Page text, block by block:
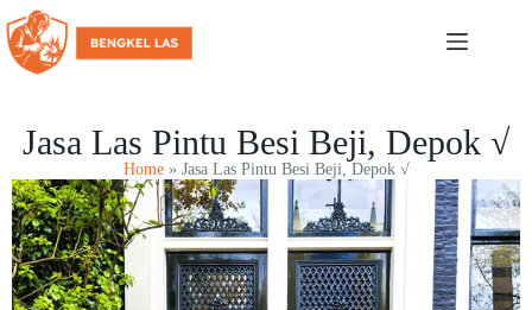
Jasa Las Pintu Besi Beji, Depok √
Home» Jasa Las Pintu Besi Beji, Depok √